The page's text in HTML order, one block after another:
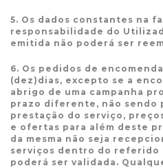
5. Os dados constantes na
responsabilidade do
emitida não poderá ser
6. Os pedidos de
(dez)dias, excepto se a
abrigo de uma campanha
prazo diferente, não sendo
prestação do serviço,
e ofertas para além deste
da mesma não seja
serviços dentro do referido
poderá ser validada.